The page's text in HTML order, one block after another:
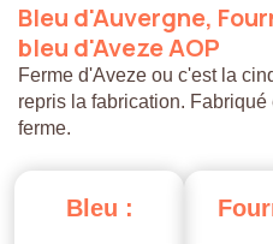
Bleu d'Auvergne,
bleu d'AvezeAOP
Ferme d'Aveze ou c'est la
repris la fabrication.
ferme.
Bleu :